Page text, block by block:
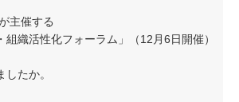
主催する
組織活性化フォーラム」（12月6日開催）
たか。